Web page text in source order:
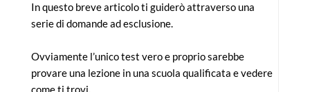
In questo breve articolo ti guiderò attraverso una
serie di domande ad esclusione.
Ovviamente l’unico test vero e proprio sarebbe
provare una lezione in una scuola qualificata e vedere
come ti trovi.